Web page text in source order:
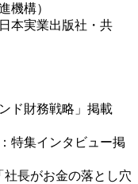
機構）
本実業出版社・共
ド財務戦略」掲載
：特集インタビュー掲
社長がお金の落とし穴